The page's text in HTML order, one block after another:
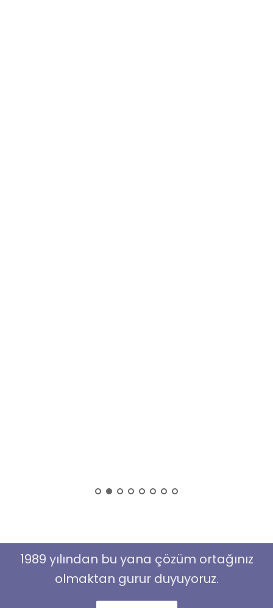
1989 yılından bu yana çözüm ortağınız
olmaktan gurur duyuyoruz.